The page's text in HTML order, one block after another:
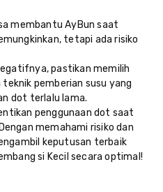
membantu AyBun saat
tetapi ada risiko
pastikan memilih
pemberian susu yang
dot terlalu lama.
penggunaan dot saat
memahami risiko dan
keputusan terbaik
si Kecil secara optimal!